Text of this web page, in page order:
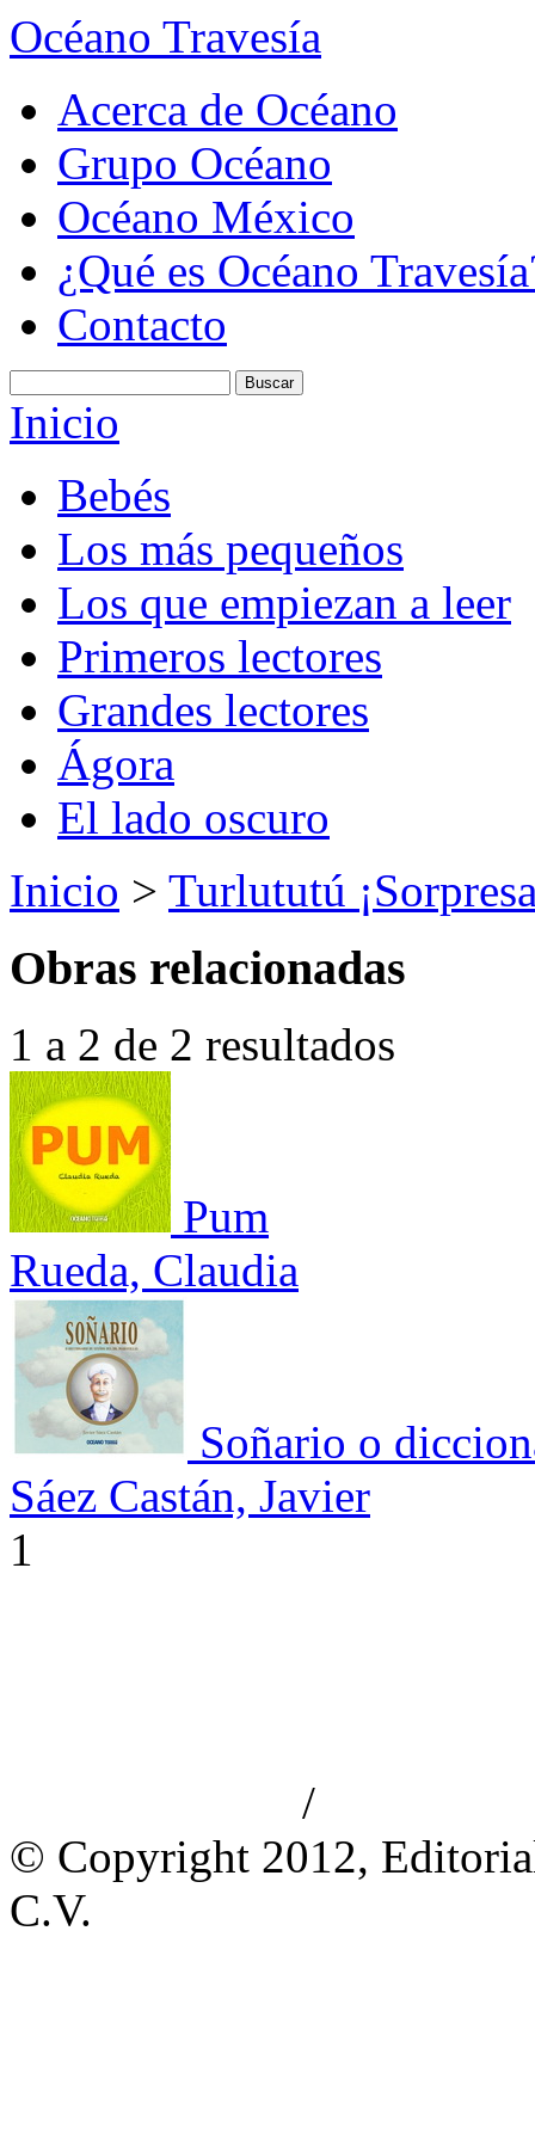
Océano Travesía
Acerca de Océano
Grupo Océano
Océano México
¿Qué es Océano
Contacto
Inicio
Bebés
Los más pequeños
Los que empiezan a leer
Primeros lectores
Grandes lectores
Ágora
El lado oscuro
Inicio > Turlututú
Obras relacionadas
1 a 2 de 2 resultados
Pum
Rueda, Claudia
Soñario o
Sáez Castán, Javier
1
/
© Copyright 2012,
C.V.